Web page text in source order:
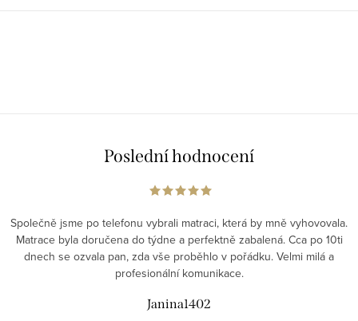
Poslední hodnocení
Společně jsme po telefonu vybrali matraci, která by mně vyhovovala.
Matrace byla doručena do týdne a perfektně zabalená. Cca po 10ti
dnech se ozvala pan, zda vše proběhlo v pořádku. Velmi milá a
profesionální komunikace.
Janina1402